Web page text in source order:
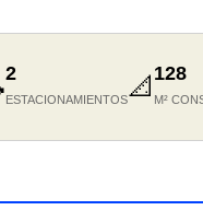
2
ESTACIONAMIENTOS📐 128
M²